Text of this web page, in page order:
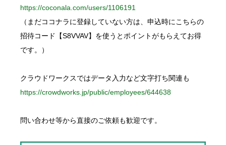
https://coconala.com/users/1106191
（まだココナラに登録していない方は、申込時にこちらの
招待コード【S8VVAV】を使うとポイントがもらえてお得
です。）
クラウドワークスではデータ入力など文字打ち関連も
https://crowdworks.jp/public/employees/644638
問い合わせ等から直接のご依頼も歓迎です。